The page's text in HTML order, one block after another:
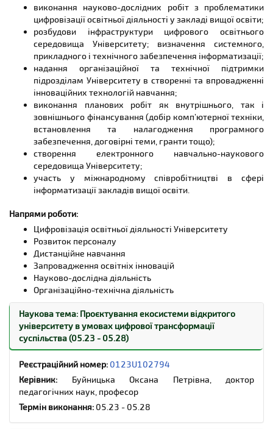
digitization of educational activity in a high education
institution;
developing the University's digital educational
environment infrastructure; definition of systematic
and technical support of digital transformation;
providing organizational and technical support to the
University departments in the creation and
implementation of innovative learning technologies;
execution of planned works, both internal and
external financing (selection of computer hardware,
software installation and setup, contracts, grants,
etc.);
creation of electronic educational and scientific
environment of the University;
research of international rating methodologies
focused on achieving the Sustainable Development
participation in international cooperation in digital
transformation of Higher Education institutions.
Focusareas:
Digitization of the University activities
Staff development
Distant Learning
Implementation of educational innovations
Research activities
Organizational and technical activities
Research project: Development of the university's open
quality assurance (04.16 - 04.22)
Registration number:0116U003995
Project Manager:Oksana Buinytska, Doctor of
Pedagogical Sciences, Associate Professor
виконання науково-дослідних робіт з проблематики
цифровізації освітньої діяльності у закладі вищої освіти;
розбудови інфраструктури цифрового освітнього
середовища Університету; визначення системного,
прикладного і технічного забезпечення інформатизації;
надання організаційної та технічної підтримки
підрозділам Університету в створенні та впровадженні
інноваційних технологій навчання;
виконання планових робіт як внутрішнього, так і
зовнішнього фінансування (добір комп’ютерної техніки,
встановлення та налагодження програмного
забезпечення, договірні теми, гранти тощо);
створення електронного навчально-наукового
середовища Університету;
участь у міжнародному співробітництві в сфері
інформатизації закладів вищої освіти.
Напрями роботи:
Цифровізація освітньої діяльності Університету
Розвиток персоналу
Дистанційне навчання
Запровадження освітніх інновацій
Науково-дослідна діяльність
Організаційно-технічна діяльність
Наукова тема: Проєктування екосистеми відкритого
університету в умовах цифрової трансформації
суспільства (05.23 - 05.28)
Реєстраційний номер: 0123U102794
Керівник: Буйницька Оксана Петрівна, доктор
педагогічних наук, професор
Термін виконання: 05.23 - 05.28